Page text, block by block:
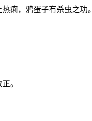
痢，鸦蛋子有杀虫之功。
。